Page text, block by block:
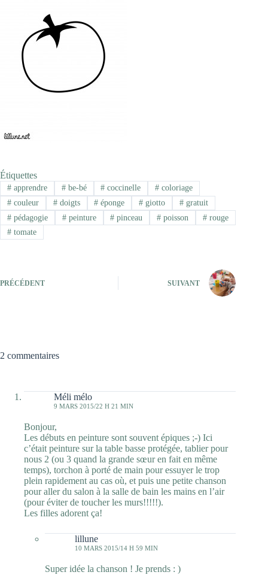
Étiquettes
#apprendre #be-bé # coccinelle # coloriage
#couleur #doigts # éponge # giotto # gratuit
#pédagogie #peinture # pinceau # poisson # rouge
#tomate
PRÉCÉDENT SUIVANT
2 commentaires
Méli mélo
9 MARS 2015/22 H 21 MIN
Bonjour,
Les débuts en peinture sont souvent épiques ;-) Ici
c’était peinture sur la table basse protégée, tablier pour
nous 2 (ou 3 quand la grande sœur en fait en même
temps), torchon à porté de main pour essuyer le trop
plein rapidement au cas où, et puis une petite chanson
pour aller du salon à la salle de bain les mains en l’air
(pour éviter de toucher les murs!!!!!).
Les filles adorent ça!
lillune
10 MARS 2015/14 H 59 MIN
Super idée la chanson ! Je prends : )